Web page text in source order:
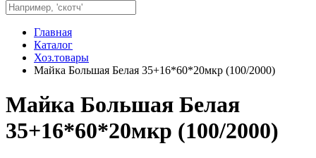
Главная
Каталог
Хоз.товары
Майка Большая Белая 35+16*60*20мкр (100/2000)
Майка Большая Белая
35+16*60*20мкр (100/2000)